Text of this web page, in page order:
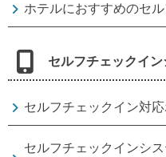
ホテルにおすすめのセ
セルフチェックイ
セルフチェックイン対
セルフチェックインシ